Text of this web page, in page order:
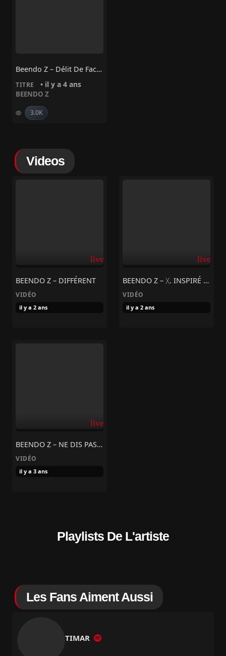
Beendo Z – Délit De Faciès
TITRE • il y a 4 ans
BEENDO Z
3.0K
Videos
live_tv
BEENDO Z – DIFFÉRENT
VIDÉO
il y a 2 ans
live_tv
BEENDO Z – ᚷ. INSPIRÉ DE FAITS RÉELS #6
VIDÉO
il y a 2 ans
live_tv
BEENDO Z – NE DIS PAS NON
VIDÉO
il y a 3 ans
Playlists De L'artiste
Les Fans Aiment Aussi
TIMAR